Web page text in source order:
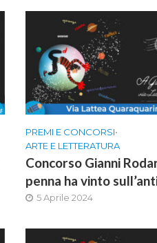
PREMI E CONCORSI•
ARTE E LETTERATURA
Concorso Gianni
penna ha vinto
5 Aprile 2024